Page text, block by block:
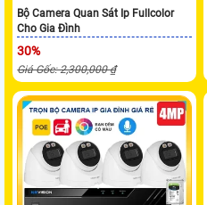
Bộ Camera Quan Sát Ip Fullcolor
Cho Gia Đình
30%
Giá Gốc: 2,300,000 ₫